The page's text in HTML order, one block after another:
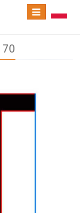
Toggle
language
Toggle
navigation